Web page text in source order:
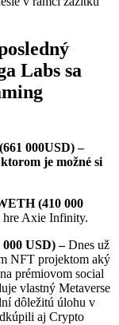
Labs sa
000USD) –
ktorom je možné si
(410 000
hre Axie Infinity.
USD) –Dnes už
NFT projektom aký
prémiovom social
vlastný Metaverse
dôležitú úlohu v
aj Crypto